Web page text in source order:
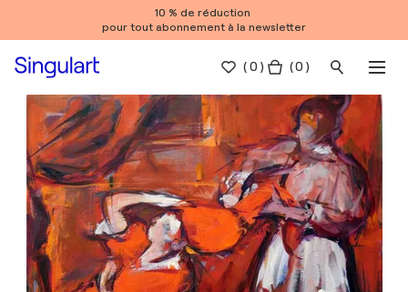
10 % de réduction
pour tout abonnement à la newsletter
(0 ) ( 0 )